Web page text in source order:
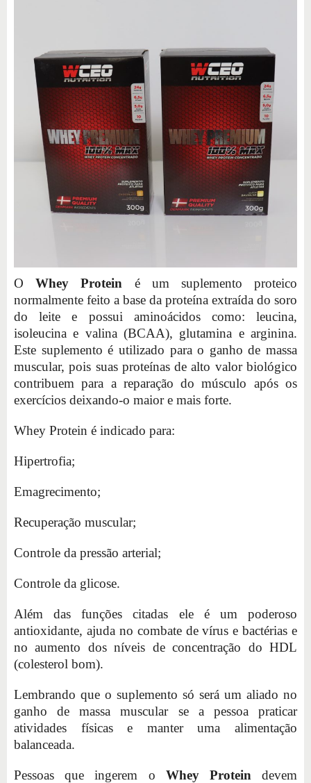
OWhey Protein é um suplemento proteico
normalmente feito a base da proteína extraída do soro
do leite e possui aminoácidos como: leucina,
isoleucina e valina (BCAA), glutamina e arginina.
Este suplemento é utilizado para o ganho de massa
muscular, pois suas proteínas de alto valor biológico
contribuem para a reparação do músculo após os
exercícios deixando-o maior e mais forte.
Whey Protein é indicado para:
Hipertrofia;
Emagrecimento;
Recuperação muscular;
Controle da pressão arterial;
Controle da glicose.
Além das funções citadas ele é um poderoso
antioxidante, ajuda no combate de vírus e bactérias e
no aumento dos níveis de concentração do HDL
(colesterol bom).
Lembrando que o suplemento só será um aliado no
ganho de massa muscular se a pessoa praticar
atividades físicas e manter uma alimentação
balanceada.
Pessoas que ingerem o Whey Protein devem